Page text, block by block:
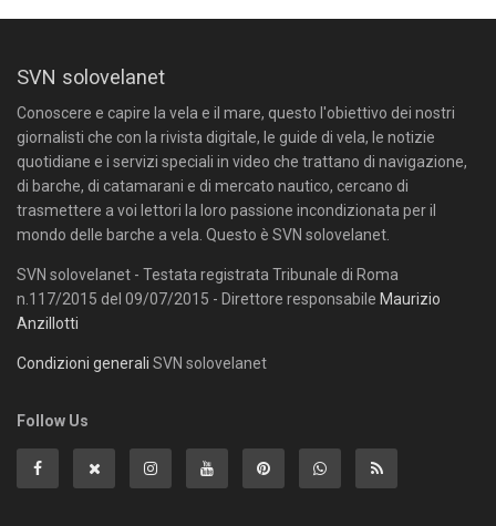
SVN solovelanet
Conoscere e capire la vela e il mare, questo l'obiettivo dei nostri
giornalisti che con la rivista digitale, le guide di vela, le notizie
quotidiane e i servizi speciali in video che trattano di navigazione,
di barche, di catamarani e di mercato nautico, cercano di
trasmettere a voi lettori la loro passione incondizionata per il
mondo delle barche a vela. Questo è SVN solovelanet.
SVN solovelanet - Testata registrata Tribunale di Roma
n.117/2015 del 09/07/2015 - Direttore responsabile Maurizio
Anzillotti
Condizioni generali SVN solovelanet
Follow Us